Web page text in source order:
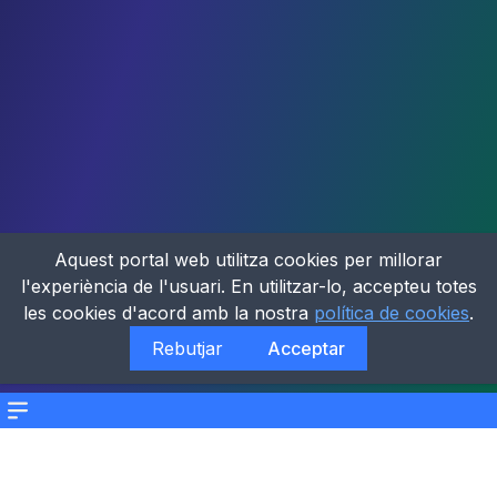
Menu
Aquest portal web utilitza cookies per millorar
l'experiència de l'usuari. En utilitzar-lo, accepteu totes
les cookies d'acord amb la nostra política de cookies.
Rebutjar
Acceptar